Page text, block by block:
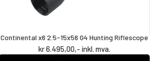
Continental x6 2.5-15x56 G4 Hunting Riflescope
kr6.495,00,- inkl. mva.